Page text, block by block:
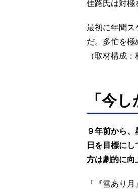
佳路氏は対極
最初に年間ス
だ。多忙を極
（取材構成：
「今
９年前から
日を目標に
方は劇的に向
「『雪あり